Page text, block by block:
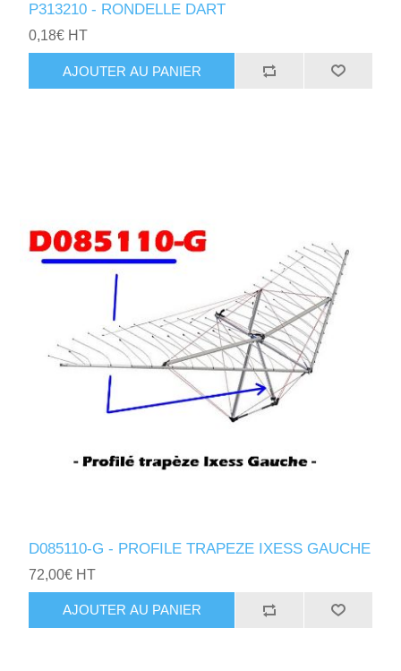
P313210 - RONDELLE DART
0,18€ HT
AJOUTER AU PANIER
D085110-G - PROFILE TRAPEZE IXESS GAUCHE
72,00€ HT
AJOUTER AU PANIER